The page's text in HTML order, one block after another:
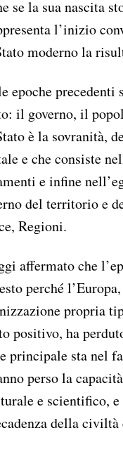
se la sua nascita
l’inizio
moderno la
epoche
il governo, il
è la sovranità,
e che consiste
e infine
del territorio e
Regioni.
affermato che
perché
propria
positivo, ha
principale sta nel
perso la
e scientifico, e
della civiltà